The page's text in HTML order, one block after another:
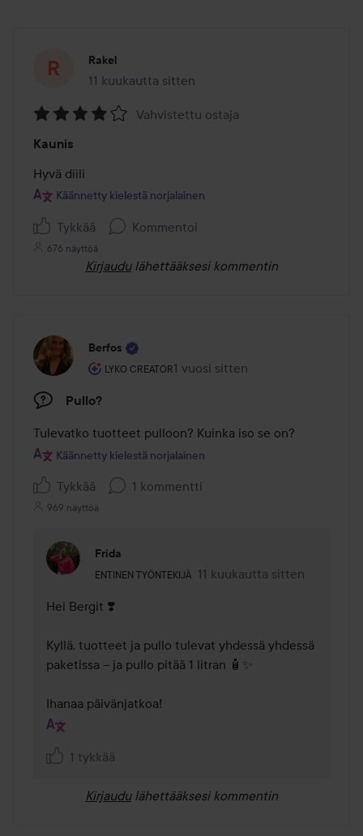
Rakel
11 kuukautta sitten
Viesti luotiin 11 kuukautta sitten
4
/
5
Vahvistettu ostaja
Kaunis
Hyvä diili
Käännetty kielestä norjalainen
Tykkää Kommentoi
676 näyttöä
Kirjaudu lähettääksesi kommentin
Berfos
LYKO CREATOR
Käyttäjän rooli: Lyko Creator.
1 vuosi sitten
Viesti luotiin 1 vuosi sitten
Pullo?
Tulevatko tuotteet pulloon? Kuinka iso se on?
Käännetty kielestä norjalainen
Tykkää 1 kommentti
969 näyttöä
Frida
ENTINEN TYÖNTEKIJÄ
Käyttäjän rooli: Entinen työntekijä.
11 kuukautta sitten
Kommentti lisättiin 11
Hei Bergit ❣️
Kyllä, tuotteet ja pullo tulevat yhdessä yhdessä
paketissa – ja pullo pitää 1 litran 🧴✨
Ihanaa päivänjatkoa!
1 tykkää
Kirjaudu lähettääksesi kommentin